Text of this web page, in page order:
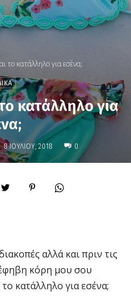
το κατάλληλο για εσένα;
κατάλληλο για
8 ΙΟΥΛΊΟΥ, 2018 0
αλλά και πριν τις
κόρη μου σου
κατάλληλο για εσένα;